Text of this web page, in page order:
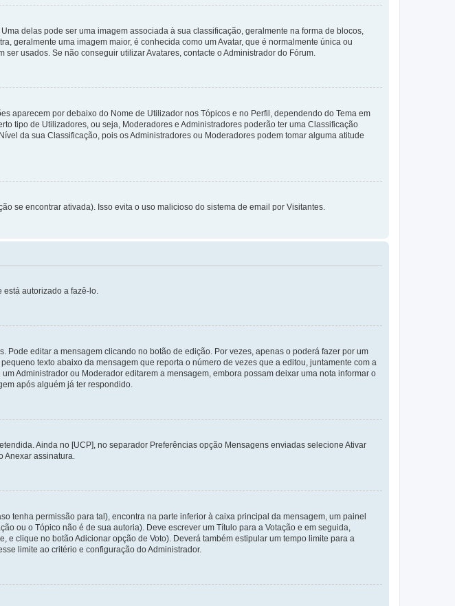
delas pode ser uma imagem associada à sua classificação, geralmente na forma de blocos,
geralmente uma imagem maior, é conhecida como um Avatar, que é normalmente única ou
usados. Se não conseguir utilizar Avatares, contacte o Administrador do Fórum.
aparecem por debaixo do Nome de Utilizador nos Tópicos e no Perfil, dependendo do Tema em
tipo de Utilizadores, ou seja, Moderadores e Administradores poderão ter uma Classificação
da sua Classificação, pois os Administradores ou Moderadores podem tomar alguma atitude
se encontrar ativada). Isso evita o uso malicioso do sistema de email por Visitantes.
autorizado a fazê-lo.
editar a mensagem clicando no botão de edição. Por vezes, apenas o poderá fazer por um
texto abaixo da mensagem que reporta o número de vezes que a editou, juntamente com a
Administrador ou Moderador editarem a mensagem, embora possam deixar uma nota informar o
após alguém já ter respondido.
Ainda no [UCP], no separador Preferências opção Mensagens enviadas selecione Ativar
Anexar assinatura.
tenha permissão para tal), encontra na parte inferior à caixa principal da mensagem, um painel
ou o Tópico não é de sua autoria). Deve escrever um Título para a Votação e em seguida,
clique no botão Adicionar opção de Voto). Deverá também estipular um tempo limite para a
limite ao critério e configuração do Administrador.